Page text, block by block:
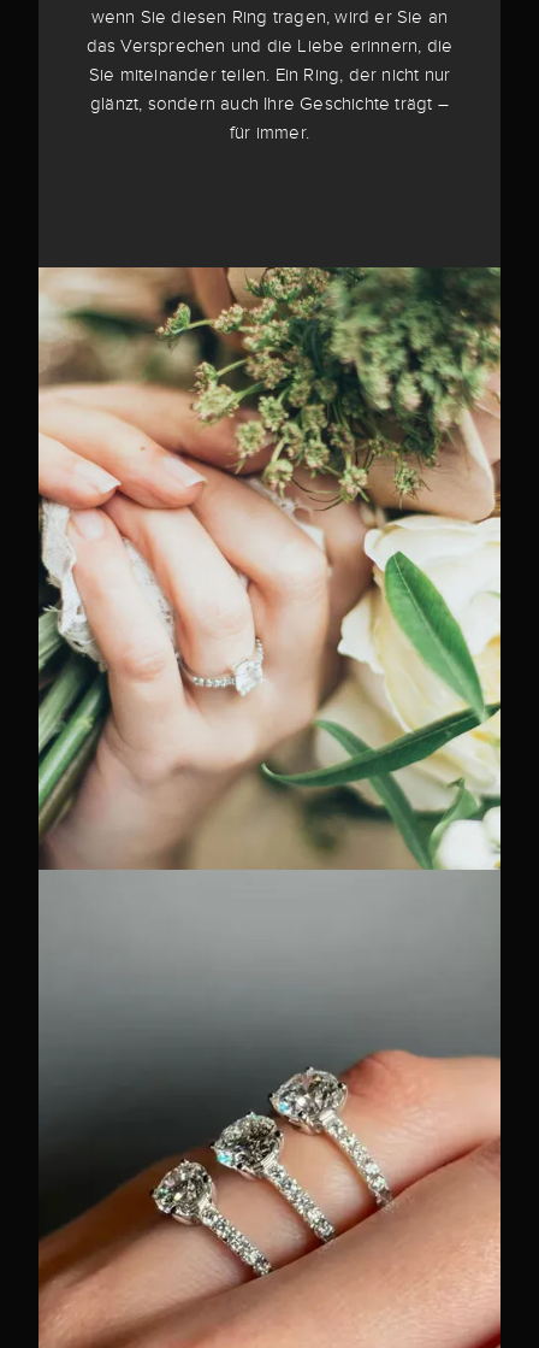
wenn Sie diesen Ring tragen, wird er Sie an
das Versprechen und die Liebe erinnern, die
Sie miteinander teilen. Ein Ring, der nicht nur
glänzt, sondern auch Ihre Geschichte trägt –
für immer.